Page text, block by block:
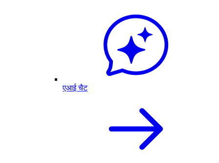
एआई चैट